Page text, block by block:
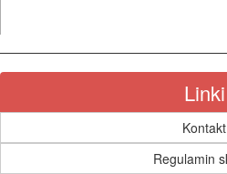
szlifierki
szlifierki
Linki
Kontakt
Regulamin